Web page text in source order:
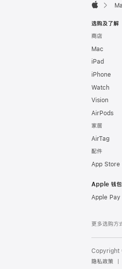
选购及了解
商店
Mac
iPad
iPhone
Watch
Vision
AirPods
家居
AirTag
配件
App Store
Apple 钱包
Apple Pay
更多选购方
Copyright
隐私政策